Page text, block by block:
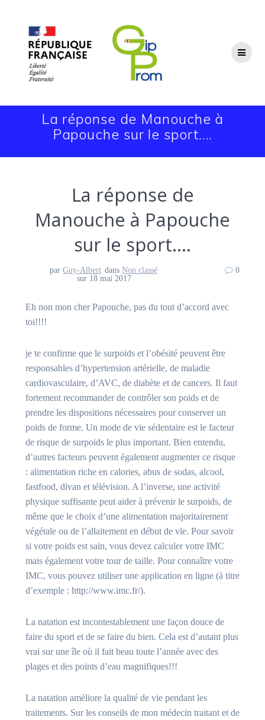
contenu
La réponse de Manouche à
Papouche sur le sport….
La réponse de
Manouche à Papouche
sur le sport….
parGuy-Albert dans Non classé
sur 18 mai 2017
0
Eh non mon cher Papouche, pas du tout d’accord avec
toi!!!!
je te confirme que le surpoids et l’obésité peuvent être
responsables d’hypertension artérielle, de maladie
cardiovasculaire, d’AVC, de diabète et de cancers. Il faut
fortement recommander de contrôler son poids et de
prendre les dispositions nécessaires pour conserver un
poids de forme. Un mode de vie sédentaire est le facteur
de risque de surpoids le plus important. Bien entendu,
d’autres facteurs peuvent également augmenter ce risque
: alimentation riche en calories, abus de sodas, alcool,
fastfood, divan et télévision. A l’inverse, une activité
physique suffisante peut aider à prévenir le surpoids, de
même que le choix d’une alimentation majoritairement
végétale ou de l’allaitement en début de vie. Pour savoir
si votre poids est sain, vous devez calculer votre IMC
mais également votre tour de taille. Pour connaître votre
IMC, vous pouvez utiliser une application en ligne (à titre
d’exemple : http://www.imc.fr/).
La natation est incontestablement une façon douce de
faire du sport et de se faire du bien. Cela est d’autant plus
vrai sur une île où il fait beau toute l’année avec des
plages et des points d’eau magnifiques!!!
La natation améliore la qualité de vie pendant les
traitements. Sur les conseils de mon médecin traitant et de